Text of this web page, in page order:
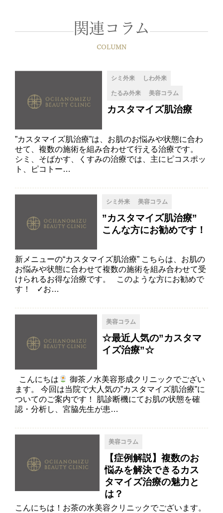
関連コラム
COLUMN
シミ外来 しわ外来
たるみ外来 美容コラム
カスタマイズ肌治療
”カスタマイズ肌治療”は、お肌のお悩みや状態に合わ
せて、複数の施術を組み合わせて行える治療です。
シミ、そばかす、くすみの治療では、主にピコスポッ
ト、ピコトー…
シミ外来 美容コラム
”カスタマイズ肌治療”
こんな方にお勧めです！
新メニューの“カスタマイズ肌治療” こちらは、お肌の
お悩みや状態に合わせて複数の施術を組み合わせて受
けられるお得な治療です。 このような方にお勧めで
す！ ✓お…
美容コラム
☆最近人気の”カスタマ
イズ治療”☆
こんにちは
御茶ノ水美容形成クリニックでござい
ます。 今回は当院で大人気の”カスタマイズ肌治療”に
ついてのご案内です！ 肌診断機にてお肌の状態を確
認・分析し、宮脇先生が患…
美容コラム
【症例解説】複数のお
悩みを解決できるカス
タマイズ治療の魅力と
は？
こんにちは！お茶の水美容クリニックでございます。